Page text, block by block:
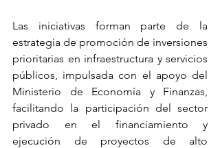
Las iniciativas forman parte de la
estrategia de promoción de inversiones
prioritarias en infraestructura y servicios
públicos, impulsada con el apoyo del
Ministerio de Economía y Finanzas,
facilitando la participación del sector
privado en el financiamiento y
ejecución de proyectos de alto